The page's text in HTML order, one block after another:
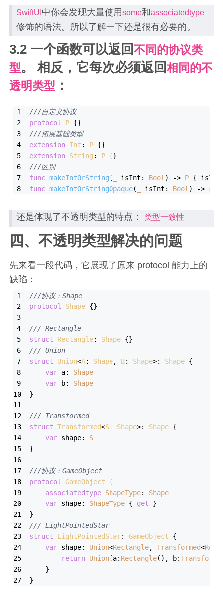
SwiftUI 中你会发现大量使用some和associatedtype
修饰的语法。所以了解一下还是很有必要的。
3.2 一个函数可以返回不同的协议类
型。 相反，它每次必须返回相同的不
透明类型 ：
///自定义协议
protocol
P {}
///拓展基础类型
extension Int : P {}
extension String : P {}
///区别
func makeIntOrString ( isInt : Bool ) -> P {
func makeIntOrStringOpaque( isInt : Bool ) ->
还是体现了不透明类型的特点：类型一致性
四、不透明类型解决的问题
先来看一段代码，它展现了原来 protocol 能力上的
缺陷：
///协议：Shape
protocol
Shape {}
/// Rectangle
struct
Rectangle: Shape {}
/// Union
struct
Union<A: Shape, B: Shape>: Shape {
var a: Shape
var b: Shape
}
/// Transformed
struct Transformed<S: Shape>: Shape {
var shape: S
}
///协议：GameObject
protocol GameObject
{
associatedtype ShapeType: Shape
var shape: ShapeType { get }
}
/// EightPointedStar
struct
EightPointedStar: GameObject
{
var shape: Union<Rectangle, Transformed<
return Union(a: Rectangle(), b:
    }
}